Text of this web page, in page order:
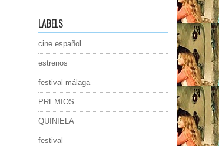
LABELS
cine español
estrenos
festival málaga
PREMIOS
QUINIELA
festival